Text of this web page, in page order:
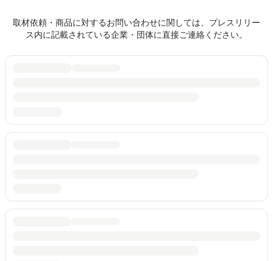
取材依頼・商品に対するお問い合わせに関しては、プレスリリー
ス内に記載されている企業・団体に直接ご連絡ください。